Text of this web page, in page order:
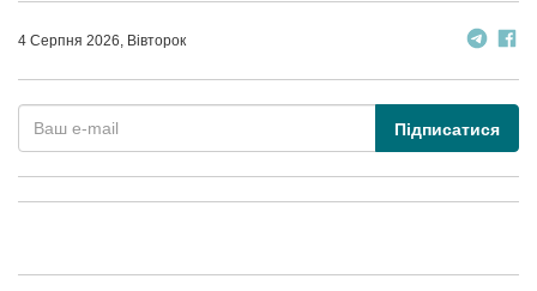
4 Серпня 2026, Вівторок
Підписатися